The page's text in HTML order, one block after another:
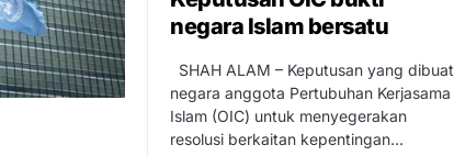
negara Islam bersatu
SHAH ALAM – Keputusan yang dibuat
negara anggota Pertubuhan Kerjasama
Islam (OIC) untuk menyegerakan
resolusi berkaitan kepentingan…